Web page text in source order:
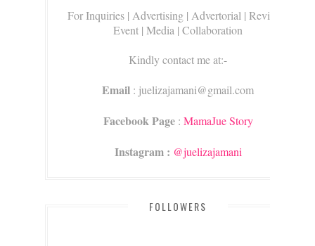
For Inquiries | Advertising | Advertorial | Review |
Event | Media | Collaboration
Kindly contact me at:-
Email : juelizajamani@gmail.com
Facebook Page: MamaJue Story
Instagram : @juelizajamani
FOLLOWERS